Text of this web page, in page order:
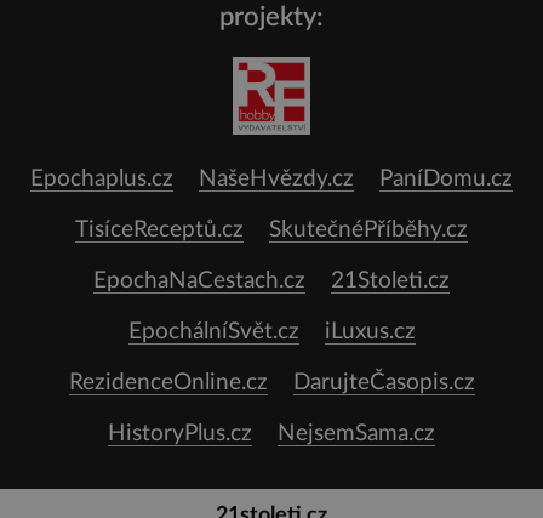
projekty:
Epochaplus.cz NašeHvězdy.cz PaníDomu.cz
TisíceReceptů.cz SkutečnéPříběhy.cz
EpochaNaCestach.cz 21Stoleti.cz
EpochálníSvět.cz iLuxus.cz
RezidenceOnline.cz DarujteČasopis.cz
HistoryPlus.cz NejsemSama.cz